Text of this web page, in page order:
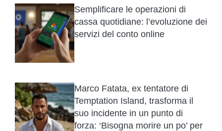
Semplificare le operazioni di
cassa quotidiane: l’evoluzione dei
servizi del conto online
Marco Fatata, ex tentatore di
Temptation Island, trasforma il
suo incidente in un punto di
forza: ‘Bisogna morire un po’ per